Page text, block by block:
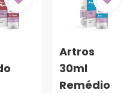
Artros
30ml
Remédio